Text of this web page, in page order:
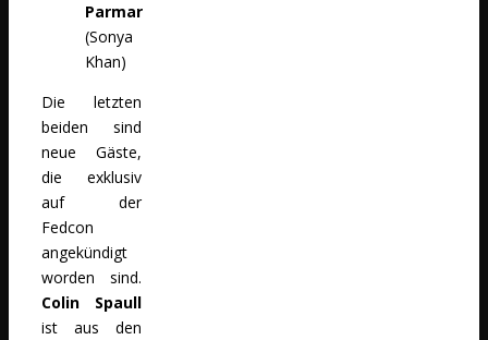
Parmar
(Sonya
Khan)
Die letzten
beiden sind
neue Gäste,
die exklusiv
auf der
Fedcon
angekündigt
worden sind.
Colin Spaull
ist aus den